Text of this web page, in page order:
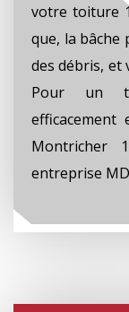
votre toiture
que, la
des débris, et
Pour un
efficacement
Montricher
entreprise